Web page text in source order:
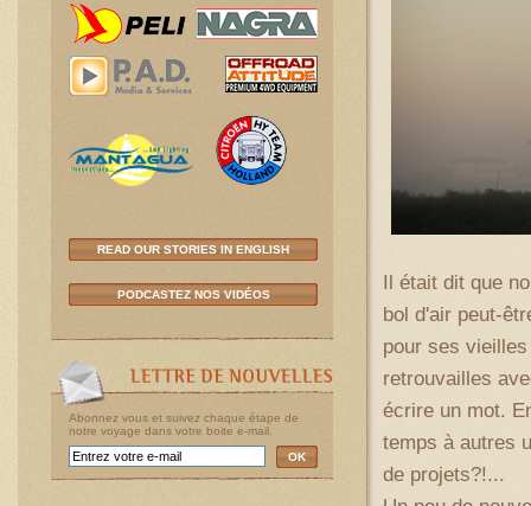
READ OUR STORIES IN ENGLISH
PODCASTEZ NOS VIDÉOS
Abonnez vous et suivez chaque étape de
notre voyage dans votre boite e-mail.
OK
Il était dit que
bol d'air peut-
pour ses
retrouvailles
écrire un mot.
temps à autres
de projets?!...